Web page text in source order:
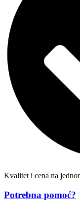
Kvalitet i cena na
Potrebna pomoć?